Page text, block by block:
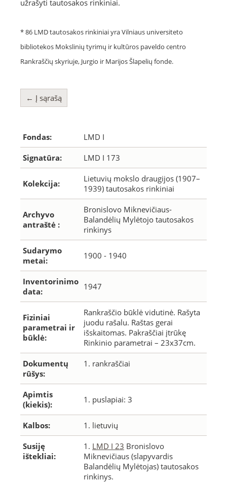
užrašyti tautosakos rinkiniai.
* 86 LMD tautosakos rinkiniai yra Vilniaus universiteto
bibliotekos Mokslinių tyrimų ir kultūros paveldo centro
Rankraščių skyriuje, Jurgio ir Marijos Šlapelių fonde.
← Į sąrašą
Fondas: LMD I
Signatūra: LMD I 173
Kolekcija:
Lietuvių mokslo draugijos (1907–
1939) tautosakos rinkiniai
Archyvo
antraštė :
Bronislovo Miknevičiaus-
Balandėlių Mylėtojo tautosakos
rinkinys
Sudarymo
metai:
1900 - 1940
Inventorinimo
data:
1947
Fiziniai
parametrai ir
būklė:
Rankraščio būklė vidutinė. Rašyta
juodu rašalu. Raštas gerai
išskaitomas. Pakraščiai įtrūkę
Rinkinio parametrai – 23x37cm.
Dokumentų
rūšys:
1. rankraščiai
Apimtis
(kiekis):
1. puslapiai: 3
Kalbos: 1. lietuvių
Susiję
ištekliai:
1. LMD I 23 Bronislovo
Miknevičiaus (slapyvardis
Balandėlių Mylėtojas) tautosakos
rinkinys.